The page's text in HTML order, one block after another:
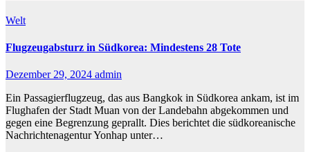
Welt
Flugzeugabsturz in Südkorea: Mindestens 28 Tote
Dezember 29, 2024 admin
Ein Passagierflugzeug, das aus Bangkok in Südkorea ankam, ist im
Flughafen der Stadt Muan von der Landebahn abgekommen und
gegen eine Begrenzung geprallt. Dies berichtet die südkoreanische
Nachrichtenagentur Yonhap unter…